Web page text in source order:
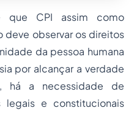
que CPI assim como
deve observar os direitos
da pessoa humana
por alcançar a verdade
há a necessidade de
e constitucionais